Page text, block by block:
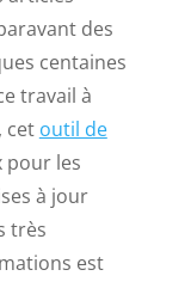
des
centaines
travail à
cet outil de
pour les
à jour
très
est